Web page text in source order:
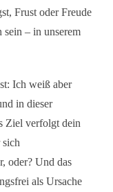
Frust oder Freude
sein – in unserem
Ich weiß aber
in dieser
Ziel verfolgt dein
oder? Und das
als Ursache